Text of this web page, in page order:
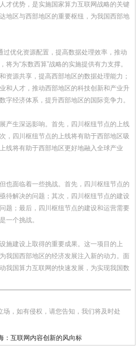
才优势，是实施国家算力互联网战略的关键
地区与西部地区的重要枢纽，为我国西部地
过优化资源配置，提高数据处理效率，推动
为“东数西算”战略的实施提供有力支撑。
资源共享，提高西部地区的数据处理能力；
和人才，推动西部地区的科技创新和产业升
经济体系，提升西部地区的国际竞争力。
产生深远影响。首先，四川枢纽节点的上线
，四川枢纽节点的上线将有助于西部地区吸
线将有助于西部地区更好地融入全球产业
也面临着一些挑战。首先，四川枢纽节点的
待解决的问题；其次，四川枢纽节点的建设
题；最后，四川枢纽节点的建设和运营需要
一个挑战。
施建设上取得的重要成果。这一项目的上
我国西部地区的经济发展注入新的动力。面
我国算力互联网的快速发展，为实现我国数
，如有侵权，请您告知，我们将及时处
：互联网内容创新的风向标